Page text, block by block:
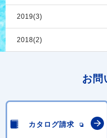
2019(3)
2018(2)
お問
カタログ請求